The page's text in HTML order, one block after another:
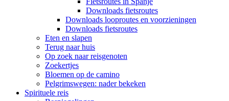
Downloads fietsroutes
Downloads looproutes en voorzieningen
Downloads fietsroutes
Eten en slapen
Terug naar huis
Op zoek naar reisgenoten
Zoekertjes
Bloemen op de camino
Pelgrimswegen: nader bekeken
Spirituele reis